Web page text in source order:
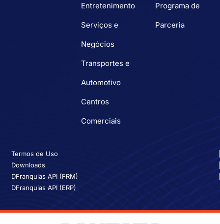
Entretenimento
Serviços e
Negócios
Transportes e
Automotivo
Centros
Comerciais
Programa de
Parceria
Termos de Uso
Downloads
DFranquias API (FRM)
DFranquias API (ERP)